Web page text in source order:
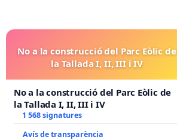
No a la construcció del Parc Eòlic de
la Tallada I, II, III i IV
No a la construcció del Parc Eòlic de
la Tallada I, II, III i IV
1 568 signatures
Avís de transparència